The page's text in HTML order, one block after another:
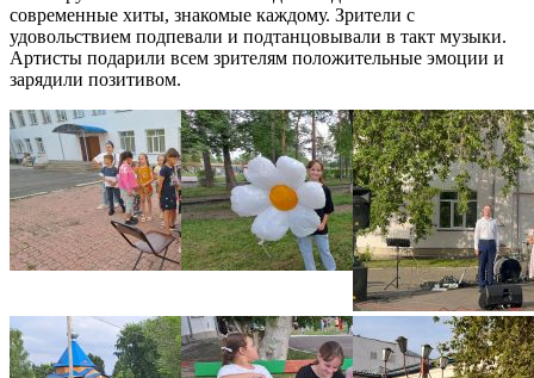
современные хиты, знакомые каждому. Зрители с
удовольствием подпевали и подтанцовывали в такт музыки.
Артисты подарили всем зрителям положительные эмоции и
зарядили позитивом.